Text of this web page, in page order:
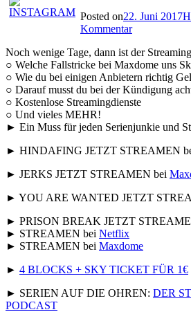
Posted on22. Juni 2017
Kommentar
Noch wenige Tage, dann ist der
○ Welche Fallstricke bei Maxdome uns
○ Wie du bei einigen Anbietern richtig
○ Darauf musst du bei der Kündigung
○ Kostenlose Streamingdienste
○ Und vieles MEHR!
► Ein Muss für jeden Serienjunkie und
► HINDAFING JETZT STREAMEN
► JERKS JETZT STREAMEN bei
► YOU ARE WANTED JETZT
► PRISON BREAK JETZT
► STREAMEN bei Netflix
► STREAMEN bei Maxdome
► 4 BLOCKS + SKY TICKET FÜR 1€
► SERIEN AUF DIE OHREN: DER
PODCAST